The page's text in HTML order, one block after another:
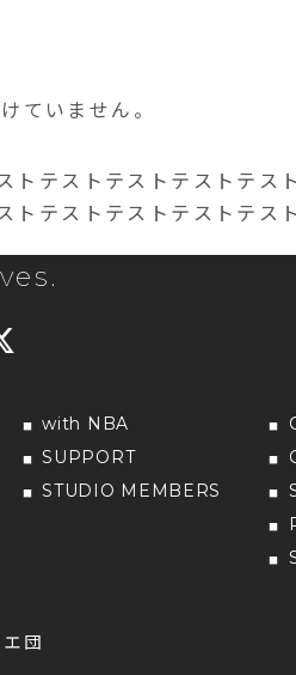
ていません。
トテストテストテストテ
トテストテストテストテスト
with NBA
SUPPORT
STUDIO MEMBERS
団